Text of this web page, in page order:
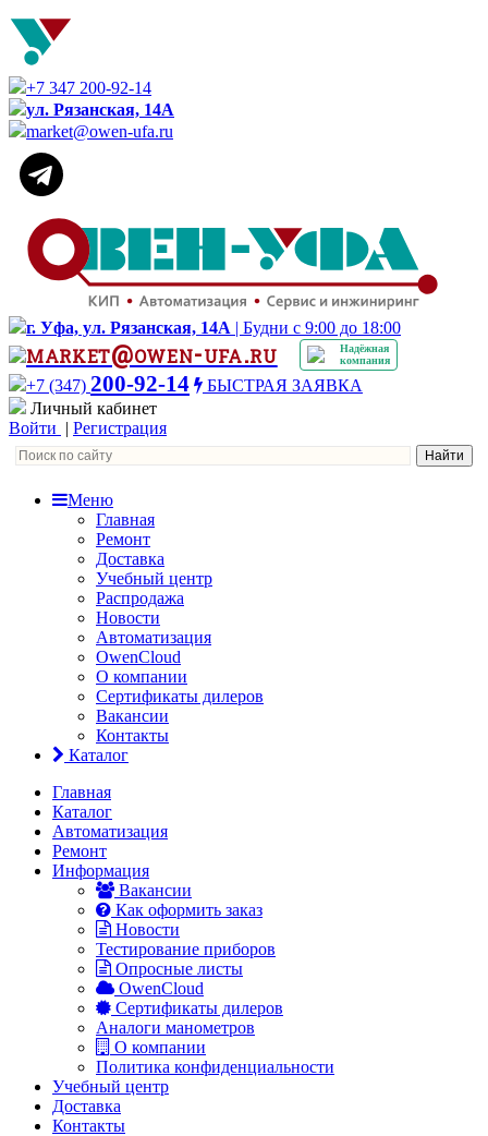
+7 347 200-92-14
ул. Рязанская, 14А
market@owen-ufa.ru
г. Уфа, ул. Рязанская, 14А | Будни с 9:00 до 18:00
market@owen-ufa.ru
Надёжная
компания
+7 (347) 200-92-14
БЫСТРАЯ ЗАЯВКА
Личный кабинет
Войти | Регистрация
Меню
Главная
Ремонт
Доставка
Учебный центр
Распродажа
Новости
Автоматизация
OwenCloud
О компании
Сертификаты дилеров
Вакансии
Контакты
Каталог
Главная
Каталог
Автоматизация
Ремонт
Информация
Вакансии
Как оформить заказ
Новости
Тестирование приборов
Опросные листы
OwenCloud
Сертификаты дилеров
Аналоги манометров
О компании
Политика конфиденциальности
Учебный центр
Доставка
Контакты